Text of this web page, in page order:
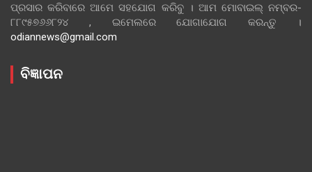
ପ୍ରସାର କରିବାରେ ଆମେ ସହଯୋଗ କରିବୁ । ଆମ ମୋବାଇଲ୍ ନମ୍ବର-
୮୮୯୫୭୬୬୮୨୪ , ଇମେଲରେ ଯୋଗାଯୋଗ କରନ୍ତୁ ।
odiannews@gmail.com
ବିଜ୍ଞାପନ